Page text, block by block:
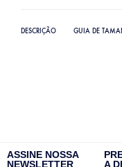
DESCRIÇÃO GUIA DE
ASSINE NOSSA
NEWSLETTER
A